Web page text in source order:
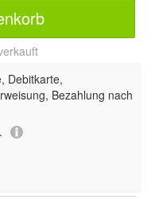
Debitkarte,
Bezahlung nach